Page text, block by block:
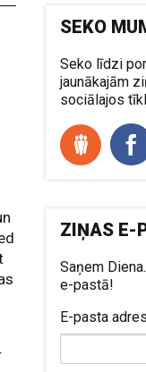
SEKO
Seko līdzi
jaunākajām
sociālajos
ZIŅAS E-
Saņem
e-pastā!
E-pasta